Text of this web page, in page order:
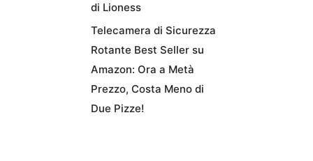
di Lioness
Telecamera di Sicurezza
Rotante Best Seller su
Amazon: Ora a Metà
Prezzo, Costa Meno di
Due Pizze!